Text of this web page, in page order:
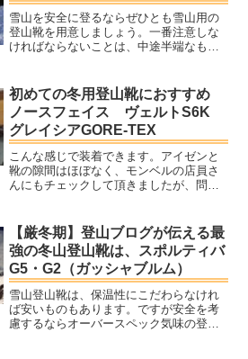
雪山を安全に登るならぜひとも雪山用の
登山靴を用意しましょう。一番注意しな
ければならないことは、中途半端なもの
ている人なら、近い未来ではもっと登り
たいと思うはず。けんた確...
初めての冬用登山靴におすすめ
ノースフェイス ヴェルトS6K
グレイシアGORE-TEX
こんな感じで装着できます。アイゼンと
靴の隙間はほぼなく、モンベルの店員さ
んにもチェックして頂きましたが、問題
靴を用意しましょう。
【厳冬期】登山ブログが伝える最
強の冬山登山靴は、スポルティバ
G5・G2（ガッシャブルム）
雪山登山靴は、保温性にこだわらなけれ
ば安いものもあります。ですが安全を考
慮するならオーバースペック気味の登山